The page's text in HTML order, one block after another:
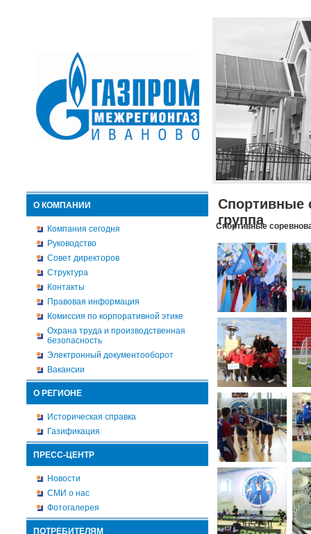
О КОМПАНИИ
Компания сегодня
Руководство
Совет директоров
Структура
Контакты
Правовая информация
Комиссия по корпоративной этике
Охрана труда и производственная
безопасность
Электронный документооборот
Вакансии
О РЕГИОНЕ
Историческая справка
Газификация
ПРЕСС-ЦЕНТР
Новости
СМИ о нас
Фотогалерея
ПОТРЕБИТЕЛЯМ
Спортивные
группа
Спортивные